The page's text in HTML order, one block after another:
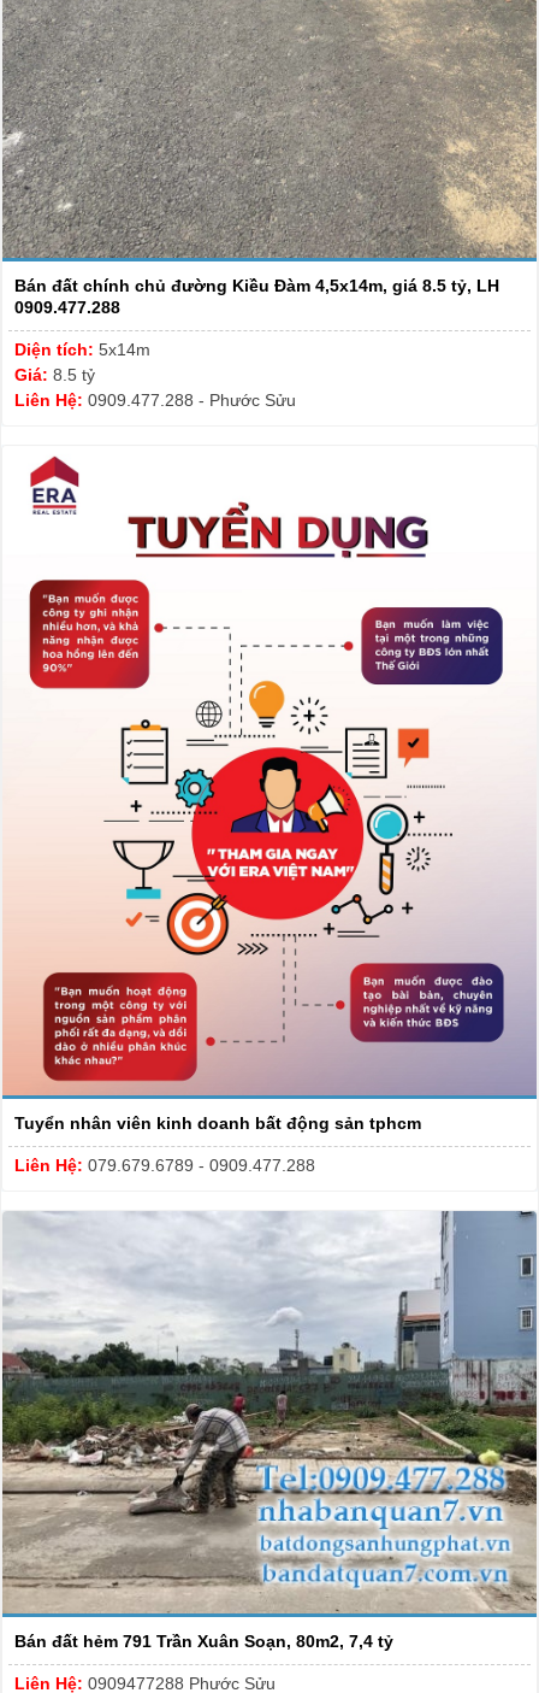
Bán đất chính chủ đường Kiều Đàm 4,5x14m, giá 8.5 tỷ, LH
0909.477.288
Diện tích: 5x14m
Giá: 8.5 tỷ
Liên Hệ: 0909.477.288 - Phước Sửu
Tuyển nhân viên kinh doanh bất động sản tphcm
Liên Hệ: 079.679.6789 - 0909.477.288
Bán đất hẻm 791 Trần Xuân Soạn, 80m2, 7,4 tỷ
Liên Hệ: 0909477288 Phước Sửu